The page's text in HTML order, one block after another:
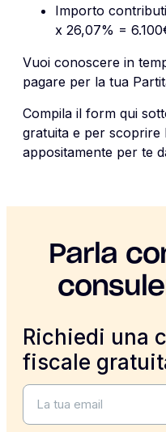
Importo
x 26,07% =
Vuoi conoscere in
pagare per la tua
Compila il form qui
gratuita e per scoprire
appositamente per te
Parla
Richiedi una
fiscale